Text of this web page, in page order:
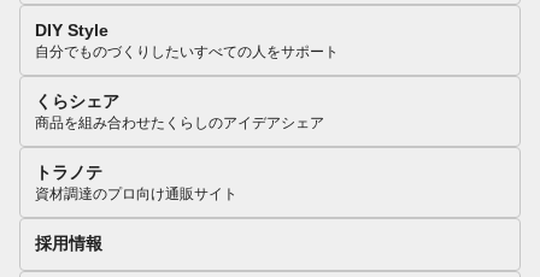
DIY Style
自分でものづくりしたいすべての人をサポート
くらシェア
商品を組み合わせたくらしのアイデアシェア
トラノテ
資材調達のプロ向け通販サイト
採用情報